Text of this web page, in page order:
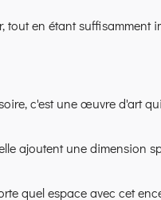
en étant suffisamment
c'est une œuvre d'art
ajoutent une dimension
quel espace avec cet